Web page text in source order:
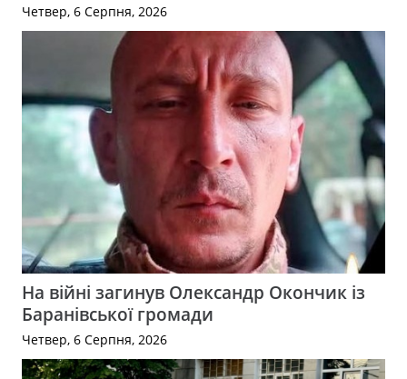
Четвер, 6 Серпня, 2026
На війні загинув Олександр Окончик із
Баранівської громади
Четвер, 6 Серпня, 2026